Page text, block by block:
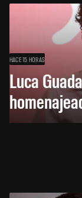
HACE 15 HORAS
Luca